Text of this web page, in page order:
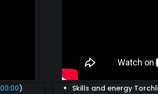
00:00)
Skills and energy